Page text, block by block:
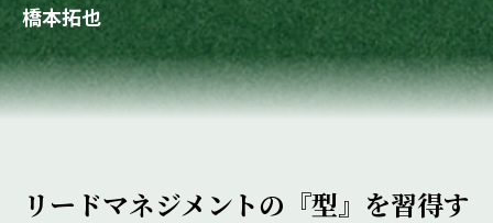
橋本拓也
リードマネジメントの『型』を習得す